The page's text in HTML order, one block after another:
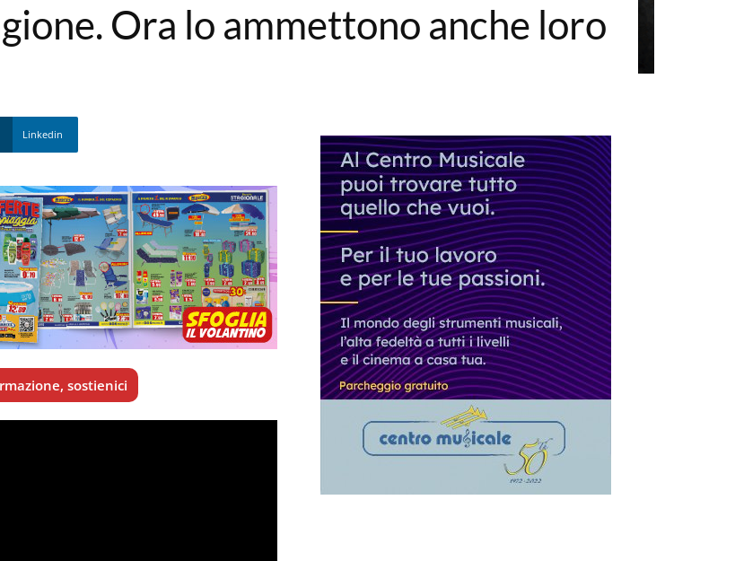
Ora lo ammettono anche loro
Linkedin
sostienici